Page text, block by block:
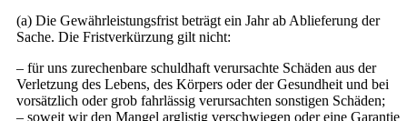
(a) Die Gewährleistungsfrist beträgt ein Jahr ab Ablieferung der
Sache. Die Fristverkürzung gilt nicht:
– für uns zurechenbare schuldhaft verursachte Schäden aus der
Verletzung des Lebens, des Körpers oder der Gesundheit und bei
vorsätzlich oder grob fahrlässig verursachten sonstigen Schäden;
– soweit wir den Mangel arglistig verschwiegen oder eine Garantie